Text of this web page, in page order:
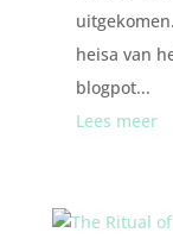
heisa van
blogpot...
Lees meer